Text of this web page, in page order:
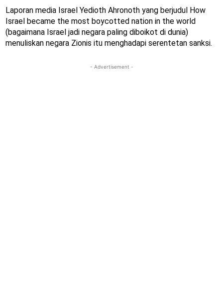
Laporan media Israel Yedioth Ahronoth yang berjudul How
Israel became the most boycotted nation in the world
(bagaimana Israel jadi negara paling diboikot di dunia)
menuliskan negara Zionis itu menghadapi serentetan sanksi.
- Advertisement -